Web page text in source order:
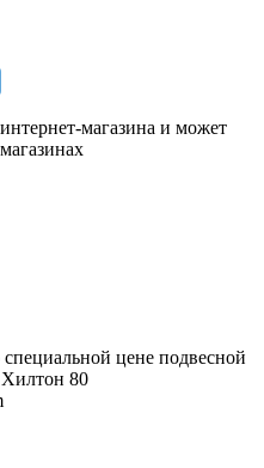
магазина и может
цене подвесной
80